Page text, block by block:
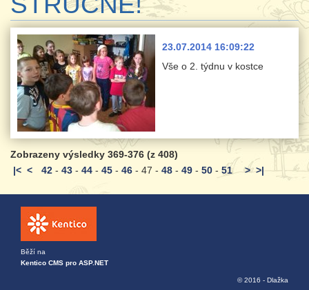
23.07.2014 16:09:22
Vše o 2. týdnu v kostce
Zobrazeny výsledky 369-376 (z 408)
|< < 42 - 43 - 44 - 45 - 46 - 47 - 48 - 49 - 50 - 51 > >|
Běží na
Kentico CMS pro ASP.NET
© 2016 - Dlažka